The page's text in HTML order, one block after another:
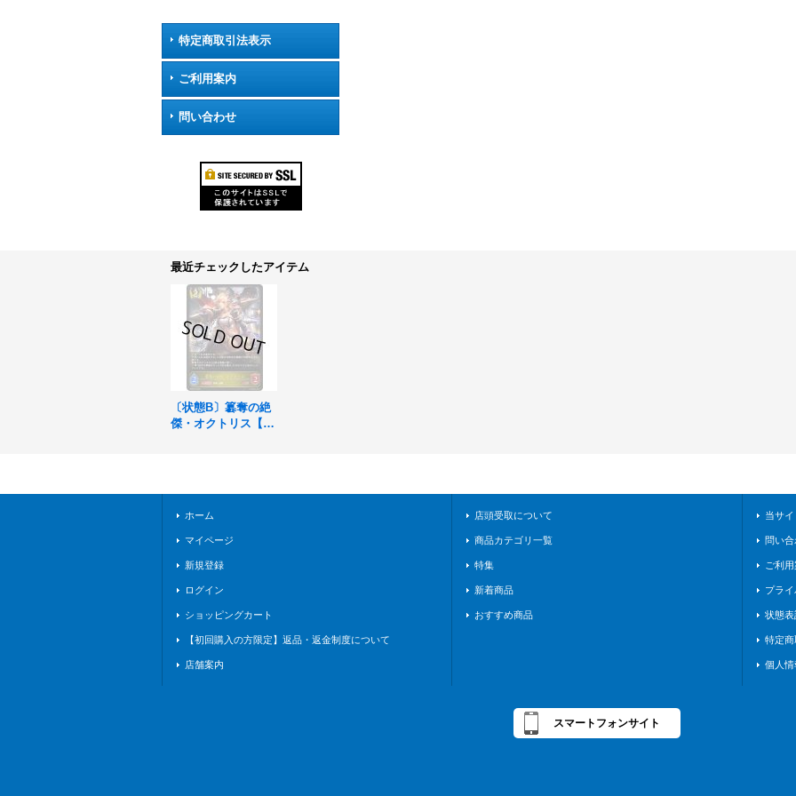
特定商取引法表示
ご利用案内
問い合わせ
最近チェックしたアイテム
〔状態B〕簒奪の絶
傑・オクトリス【L
ホーム
マイページ
新規登録
ログイン
ショッピングカート
【初回購入の方限定】返品・返金制度について
店舗案内
店頭受取について
商品カテゴリ一覧
特集
新着商品
おすすめ商品
当サ
問い合
ご利
プラ
状態表
特定
個人
スマートフォンサイト